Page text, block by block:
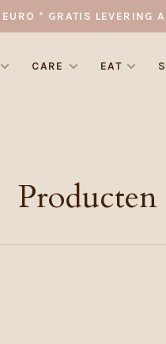
* GRATIS LEVERING
CARE EAT